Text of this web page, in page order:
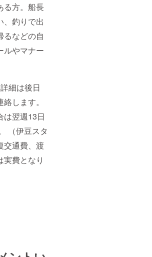
る方。船長
、釣りで出
るなどの自
ルやマナー
細は後日
します。
は翌週13日
（伊豆スタ
交通費、渡
実費となり